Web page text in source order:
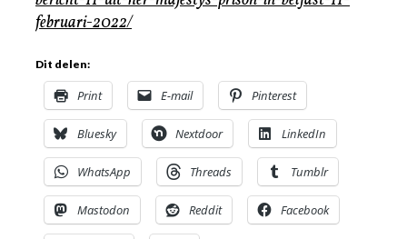
februari-2022/
Dit delen:
Print E-mail Pinterest
Bluesky Nextdoor LinkedIn
WhatsApp Threads Tumblr
Mastodon Reddit Facebook